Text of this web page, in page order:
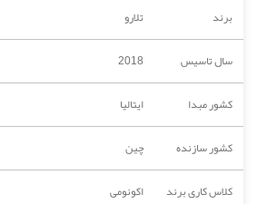
برند
تلارو
سال تاسیس
2018
کشور مبدا
ایتالیا
کشور سازنده
چین
کلاس کاری برند
اکونومی